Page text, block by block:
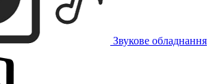
Звукове обладнання